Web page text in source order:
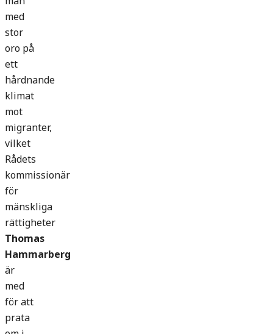
med
stor
oro på
ett
hårdnande
klimat
mot
migranter,
vilket
Rådets
kommissionär
för
mänskliga
rättigheter
Thomas
Hammarberg
är
med
för att
prata